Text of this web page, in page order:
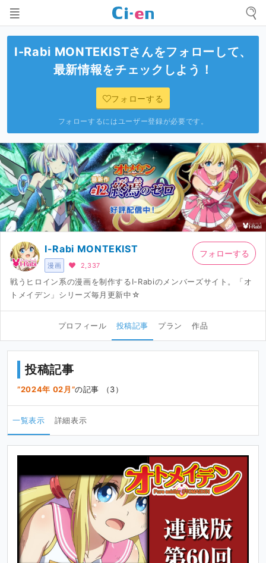
I-Rabi MONTEKISTさんをフォローして、
最新情報をチェックしよう！
フォローする
フォローするにはユーザー登録が必要です。
漫画
I-Rabi MONTEKIST
2,337
戦うヒロイン系の漫画を制作するI-Rabiのメンバーズサイト。「オ
トメイデン」シリーズ毎月更新中☆
フォローする
プロフィール 投稿記事 プラン 作品
投稿記事
2024年 02月 の記事 （3）
一覧表示 詳細表示